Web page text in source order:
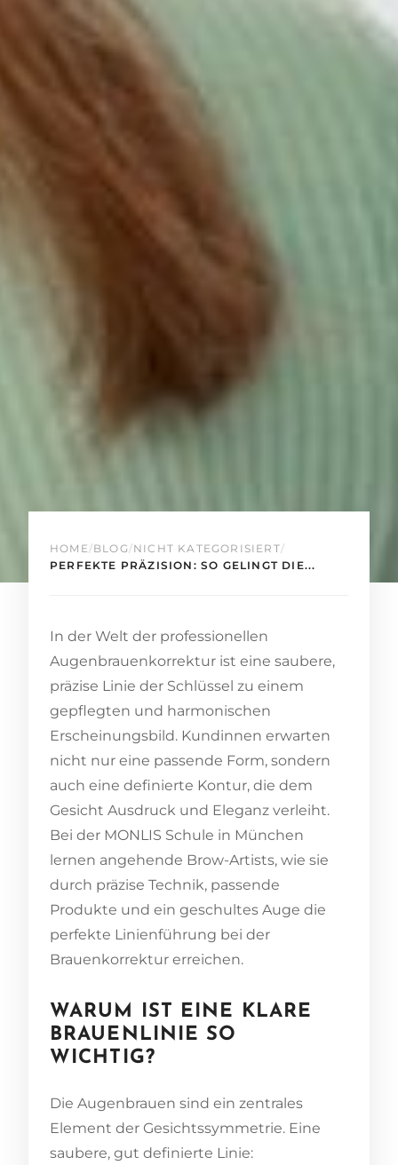
HOME /BLOG /NICHT KATEGORISIERT/
PERFEKTE PRÄZISION: SO GELINGT DIE...
In der Welt der professionellen
Augenbrauenkorrektur ist eine saubere,
präzise Linie der Schlüssel zu einem
gepflegten und harmonischen
Erscheinungsbild. Kundinnen erwarten
nicht nur eine passende Form, sondern
auch eine definierte Kontur, die dem
Gesicht Ausdruck und Eleganz verleiht.
Bei der MONLIS Schule in München
lernen angehende Brow-Artists, wie sie
durch präzise Technik, passende
Produkte und ein geschultes Auge die
perfekte Linienführung bei der
Brauenkorrektur erreichen.
WARUM IST EINE KLARE
BRAUENLINIE SO
WICHTIG?
Die Augenbrauen sind ein zentrales
Element der Gesichtssymmetrie. Eine
saubere, gut definierte Linie: